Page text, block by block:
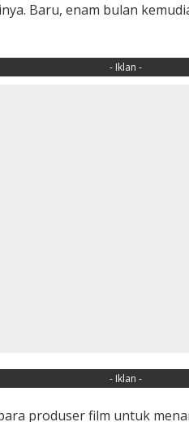
Baru, enam bulan
- Iklan -
- Iklan -
produser film untuk